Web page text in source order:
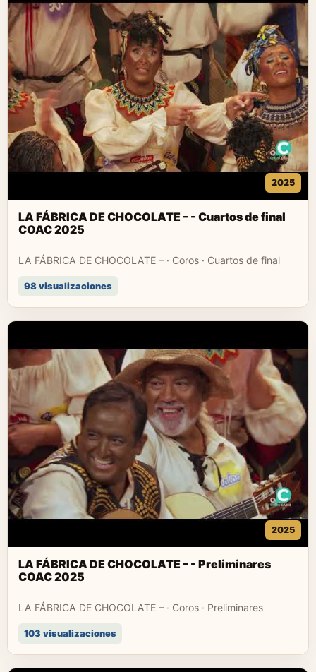
2025
LA FÁBRICA DE CHOCOLATE – - Cuartos de final
COAC 2025
LA FÁBRICA DE CHOCOLATE – · Coros · Cuartos de final
98 visualizaciones
2025
LA FÁBRICA DE CHOCOLATE – - Preliminares
COAC 2025
LA FÁBRICA DE CHOCOLATE – · Coros · Preliminares
103 visualizaciones